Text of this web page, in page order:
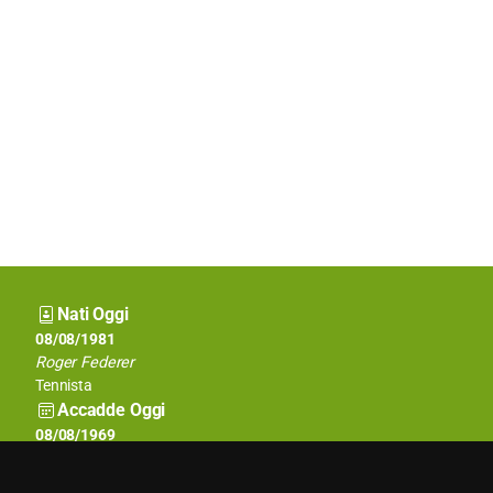
Nati Oggi
08/08/1879
Emiliano Zapata
Capo rivoluzionario, politico e guerrigliero messicano
08/08/1981
Roger Federer
Tennista
Accadde Oggi
08/08/1956
08/08/1969